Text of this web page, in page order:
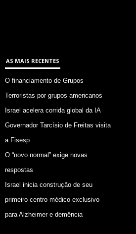
AS MAIS RECENTES
O financiamento de Grupos
Terroristas por grupos americanos
Israel acelera corrida global da IA
Governador Tarcísio de Freitas visita
a Fisesp
O “novo normal” exige novas
respostas
Israel inicia construção de seu
primeiro centro médico exclusivo
para Alzheimer e demência